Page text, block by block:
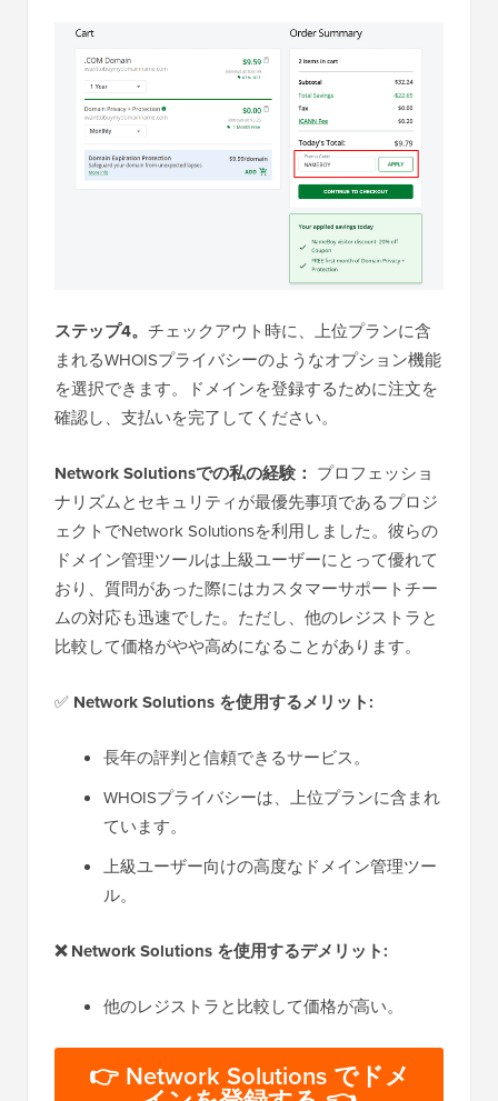
ステップ4。 チェックアウト時に、上位プランに含
まれるWHOISプライバシーのようなオプション機能
を選択できます。ドメインを登録するために注文を
確認し、支払いを完了してください。
Network Solutionsでの私の経験： プロフェッショ
ナリズムとセキュリティが最優先事項であるプロジ
ェクトでNetwork Solutionsを利用しました。彼らの
ドメイン管理ツールは上級ユーザーにとって優れて
おり、質問があった際にはカスタマーサポートチー
ムの対応も迅速でした。ただし、他のレジストラと
比較して価格がやや高めになることがあります。
✅ Network Solutions を使用するメリット:
長年の評判と信頼できるサービス。
WHOISプライバシーは、上位プランに含まれ
ています。
上級ユーザー向けの高度なドメイン管理ツー
ル。
❌ Network Solutions を使用するデメリット:
他のレジストラと比較して価格が高い。
👉 Network Solutions でドメ